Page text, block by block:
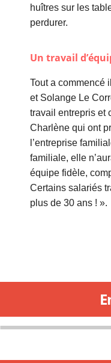
huîtres sur les
perdurer.
Un travail
Tout a commencé
et Solange Le
travail entrepris et
Charlène qui ont
l’entreprise
familiale, elle
équipe fidèle,
Certains salariés
plus de 30 ans ! ».